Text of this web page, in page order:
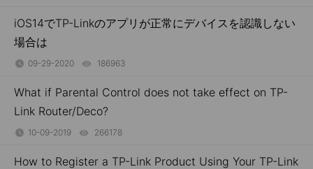
iOS14でTP-Linkのアプリが正常にデバイスを認識しない
場合は
09-29-2020 186963
What if Parental Control does not take effect on TP-
Link Router/Deco?
10-09-2019 266178
How to Register a TP-Link Product Using Your TP-Link